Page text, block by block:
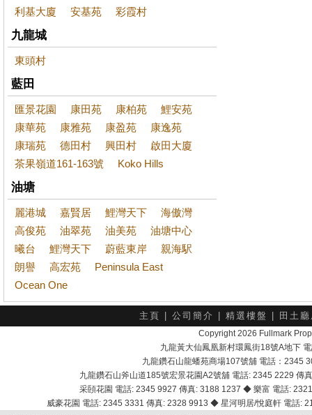
利基大廈 安基苑 彩霞村
九龍城
東頭村
藍田
匯景花園 康田苑 康柏苑
鯉安苑
康華苑
康雅苑 康盈苑
康逸苑
康瑞苑
德田村 興田村
啟田大廈
茶果嶺道161-163號
Koko Hills
油塘
麗港城 嘉賢居 鯉灣天下
海傲灣
高俊苑
油翠苑 油美苑
油塘中心
曦台
鯉灣天下 蔚藍東岸
親海駅
朗譽
高宏苑
Peninsula East
Ocean One
主頁 公司簡介 精選樓盤 田土
Copyright 2026 Fullmark
九龍黃大仙鳳凰新村環鳳街18號A地下
九龍鑽石山龍蟠苑商場107號舖 電話：2345
九龍鑽石山斧山道185號宏景花園A2號舖 電話: 2345 2229
采頣花園 電話: 2345 9927 傳真: 3188 1237 ◆ 樂富 電話:
威豪花園 電話: 2345 3331 傳真: 2328 9913 ◆ 星河明居/悅庭軒 電話